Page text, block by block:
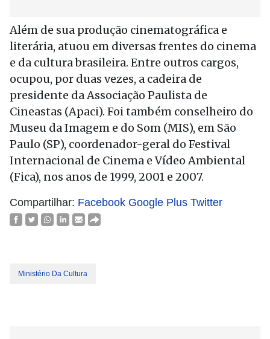
Além de sua produção cinematográfica e
literária, atuou em diversas frentes do cinema
e da cultura brasileira. Entre outros cargos,
ocupou, por duas vezes, a cadeira de
presidente da Associação Paulista de
Cineastas (Apaci). Foi também conselheiro do
Museu da Imagem e do Som (MIS), em São
Paulo (SP), coordenador-geral do Festival
Internacional de Cinema e Vídeo Ambiental
(Fica), nos anos de 1999, 2001 e 2007.
Compartilhar: Facebook Google Plus Twitter
Ministério Da Cultura